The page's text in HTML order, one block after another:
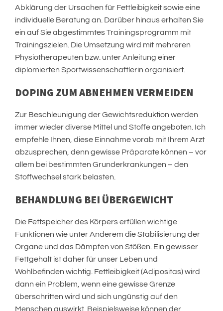
Abklärung der Ursachen für Fettleibigkeit sowie eine
individuelle Beratung an. Darüber hinaus erhalten Sie
ein auf Sie abgestimmtes Trainingsprogramm mit
Trainingszielen. Die Umsetzung wird mit mehreren
Physiotherapeuten bzw. unter Anleitung einer
diplomierten Sportwissenschaftlerin organisiert.
DOPING ZUM ABNEHMEN VERMEIDEN
Zur Beschleunigung der Gewichtsreduktion werden
immer wieder diverse Mittel und Stoffe angeboten. Ich
empfehle Ihnen, diese Einnahme vorab mit Ihrem Arzt
abzusprechen, denn gewisse Präparate können – vor
allem bei bestimmten Grunderkrankungen – den
Stoffwechsel stark belasten.
BEHANDLUNG BEI ÜBERGEWICHT
Die Fettspeicher des Körpers erfüllen wichtige
Funktionen wie unter Anderem die Stabilisierung der
Organe und das Dämpfen von Stößen. Ein gewisser
Fettgehalt ist daher für unser Leben und
Wohlbefinden wichtig. Fettleibigkeit (Adipositas) wird
dann ein Problem, wenn eine gewisse Grenze
überschritten wird und sich ungünstig auf den
Menschen auswirkt. Beispielsweise können der